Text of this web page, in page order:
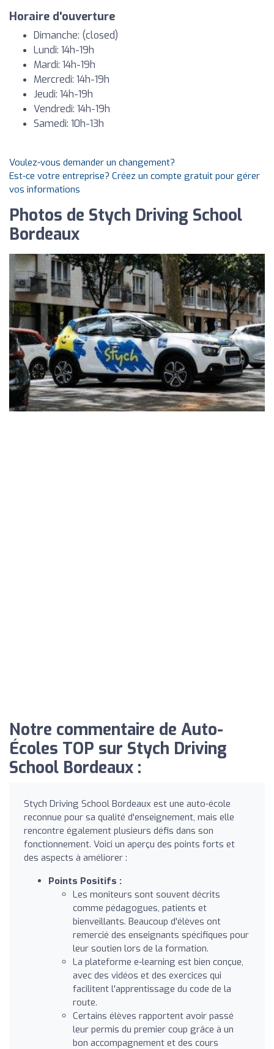
Horaire d'ouverture
Dimanche: (closed)
Lundi: 14h-19h
Mardi: 14h-19h
Mercredi: 14h-19h
Jeudi: 14h-19h
Vendredi: 14h-19h
Samedi: 10h-13h
Voulez-vous demander un changement?
Est-ce votre entreprise? Créez un compte gratuit pour gérer
vos informations
Photos de Stych Driving School
Bordeaux
Notre commentaire de Auto-
Écoles TOP sur Stych Driving
School Bordeaux :
Stych Driving School Bordeaux est une auto-école
reconnue pour sa qualité d'enseignement, mais elle
rencontre également plusieurs défis dans son
fonctionnement. Voici un aperçu des points forts et
des aspects à améliorer :
Points Positifs :
Les moniteurs sont souvent décrits
comme pédagogues, patients et
bienveillants. Beaucoup d'élèves ont
remercié des enseignants spécifiques pour
leur soutien lors de la formation.
La plateforme e-learning est bien conçue,
avec des vidéos et des exercices qui
facilitent l'apprentissage du code de la
route.
Certains élèves rapportent avoir passé
leur permis du premier coup grâce à un
bon accompagnement et des cours